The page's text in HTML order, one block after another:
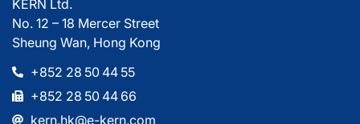
KERN Ltd.
No. 12 – 18 Mercer Street
Sheung Wan, Hong Kong
+852 28 50 44 55
+852 28 50 44 66
kern.hk@e-kern.com